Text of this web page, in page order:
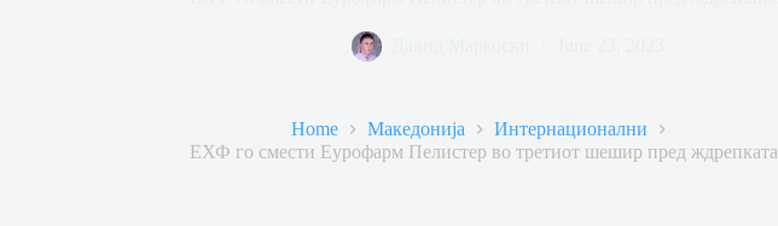
Home Македонија
Интернационални
ЕХФ го смести Еурофарм Пелистер во третиот шешир пред ждрепката